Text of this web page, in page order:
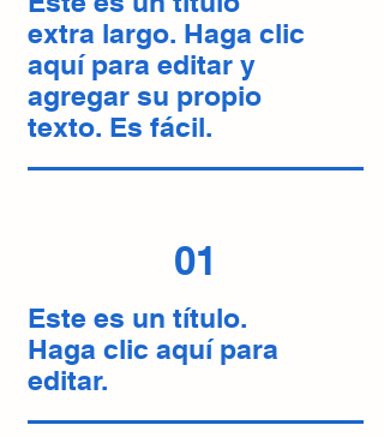
extra largo. Haga clic
aquí para editar y
agregar su propio
texto. Es fácil.
01
Este es un título.
Haga clic aquí para
editar.